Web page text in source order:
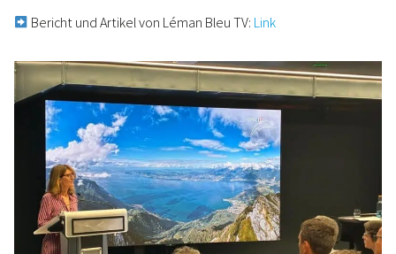
Bericht und Artikel von Léman Bleu TV: Link